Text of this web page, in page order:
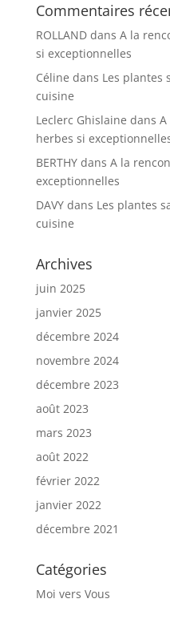
Commentaires
ROLLANDdans A la
si exceptionnelles
Céline dans Les plantes
cuisine
Leclerc Ghislaine dans
herbes si
BERTHYdans A la
exceptionnelles
DAVYdans Les plantes
cuisine
Archives
juin 2025
janvier 2025
décembre 2024
novembre 2024
décembre 2023
août 2023
mars 2023
août 2022
février 2022
janvier 2022
décembre 2021
Catégories
Moi vers Vous